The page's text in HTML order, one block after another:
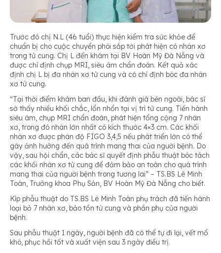
Trước đó chị N.L (46 tuổi) thực hiện kiểm tra sức khỏe để
chuẩn bị cho cuộc chuyển phôi sắp tới phát hiện có nhân xơ
trong tử cung. Chị L đến khám tại BV Hoàn Mỹ Đà Nẵng và
được chỉ định chụp MRI, siêu âm chẩn đoán. Kết quả xác
định chị L bị đa nhân xơ tử cung và có chỉ định bóc đa nhân
xơ tử cung.
“Tại thời điểm khám ban đầu, khi đánh giá bên ngoài, bác sĩ
sờ thấy nhiều khối chắc, lổn nhổn tại vị trí tử cung. Tiến hành
siêu âm, chụp MRI chẩn đoán, phát hiện tổng cộng 7 nhân
xơ, trong đó nhân lớn nhất có kích thước 4×3 cm. Các khối
nhân xơ được phân độ FIGO 3,4,5 nếu phát triển lớn có thể
gây ảnh hưởng đến quá trình mang thai của người bệnh. Do
vậy, sau hội chẩn, các bác sĩ quyết định phẫu thuật bóc tách
các khối nhân xơ tử cung để đảm bảo an toàn cho quá trình
mang thai của người bệnh trong tương lai” – TS.BS Lê Minh
Toàn, Trưởng khoa Phụ Sản, BV Hoàn Mỹ Đà Nẵng cho biết.
Kíp phẫu thuật do TS.BS Lê Minh Toàn phụ trách đã tiến hành
loại bỏ 7 nhân xơ, bảo tồn tử cung và phần phụ của người
bệnh.
Sau phẫu thuật 1 ngày, người bệnh đã có thể tự đi lại, vết mổ
khô, phục hồi tốt và xuất viện sau 3 ngày điều trị.